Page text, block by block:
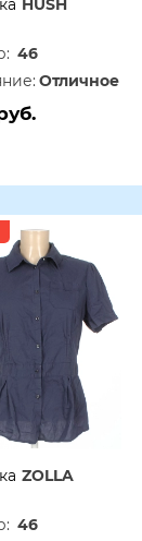
HUSH
46
Отличное
ZOLLA
46